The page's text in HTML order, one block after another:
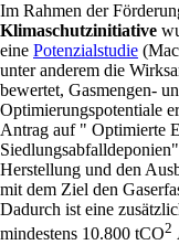
Im Rahmen der
Klimaschutzinitiative
eine Potenzialstudie
unter anderem die
bewertet, Gasmengen-
Optimierungspotentiale
Antrag auf " Optimierte
Herstellung und den
mit dem Ziel den
Dadurch ist eine
mindestens 10.800 tCO2